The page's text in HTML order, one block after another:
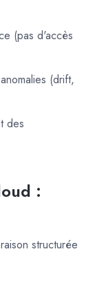
(pas d'accès
(drift,
des
:
structurée